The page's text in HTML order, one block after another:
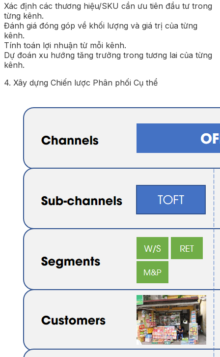
Xác định các thương hiệu/SKU cần ưu tiên đầu tư trong
từng kênh.
Đánh giá đóng góp về khối lượng và giá trị của từng
kênh.
Tính toán lợi nhuận từ mỗi kênh.
Dự đoán xu hướng tăng trưởng trong tương lai của từng
kênh.
4. Xây dựng Chiến lược Phân phối Cụ thể